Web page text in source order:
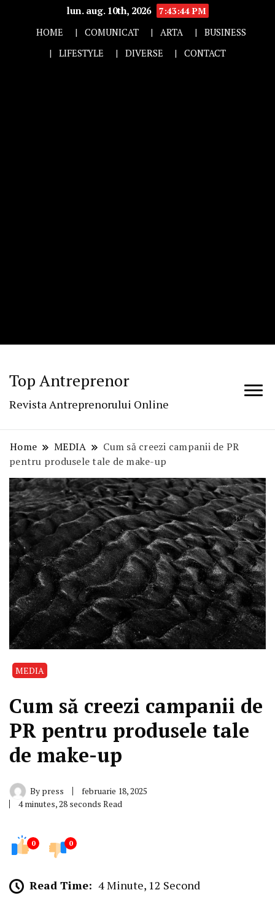
lun. aug. 10th, 2026
7:43:45 PM
HOME
COMUNICAT ARTA
BUSINESS
LIFESTYLE
DIVERSE CONTACT
Top Antreprenor
Revista Antreprenorului Online
Home MEDIA
Cum să creezi campanii de PR
pentru produsele tale de make-up
MEDIA
Cum să creezi campanii de
PR pentru produsele tale
de make-up
By press
februarie 18, 2025
4 minutes, 28 seconds Read
0 0
Read Time: 4 Minute, 12 Second